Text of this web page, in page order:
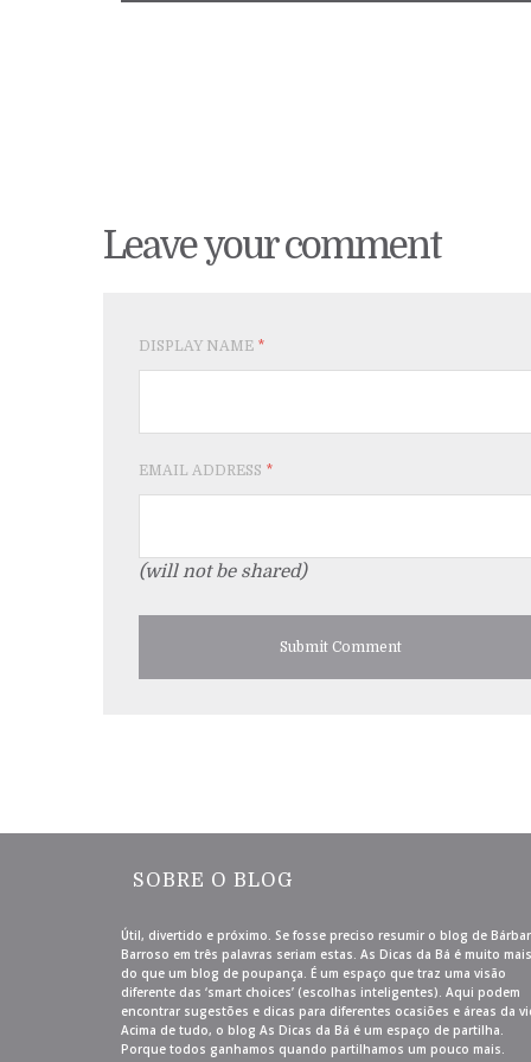
Leave your comment
DISPLAY NAME *
EMAIL ADDRESS *
(will not be shared)
SOBRE O BLOG
Útil, divertido e próximo. Se fosse preciso resumir o blog de
Barroso em três palavras seriam estas. As Dicas da Bá é muito mais
do que um blog de poupança. É um espaço que traz uma visão
diferente das ‘smart choices’ (escolhas inteligentes). Aqui podem
encontrar sugestões e dicas para diferentes ocasiões e áreas da
Acima de tudo, o blog As Dicas da Bá é um espaço de partilha.
Porque todos ganhamos quando partilhamos um pouco mais.